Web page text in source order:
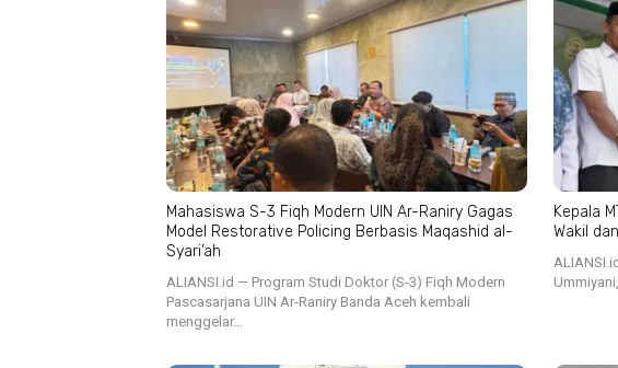
Mahasiswa S-3 Fiqh Modern UIN Ar-Raniry Gagas
Model Restorative Policing Berbasis Maqashid al-
Syari’ah
ALIANSI.id — Program Studi Doktor (S-3) Fiqh Modern
Pascasarjana UIN Ar-Raniry Banda Aceh kembali
menggelar…
Kepala
Wakil